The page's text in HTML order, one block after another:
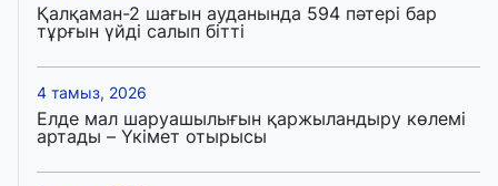
Қалқаман-2 шағын ауданында 594 пәтері бар
тұрғын үйді салып бітті
4 тамыз, 2026
Елде мал шаруашылығын қаржыландыру көлемі
артады – Үкімет отырысы